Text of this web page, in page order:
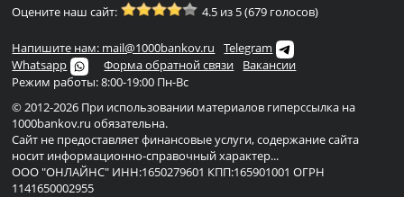
Оцените наш сайт: 4.5 из 5 (679 голосов)
Напишите нам: mail@1000bankov.ru
Telegram
Whatsapp
Форма обратной связи
Вакансии
Режим работы: 8:00-19:00 Пн-Вс
© 2012-2026 При использовании материалов гиперссылка на
1000bankov.ru обязательна.
Сайт не предоставляет финансовые услуги, содержание сайта
носит информационно-справочный характер...
ООО "ОНЛАЙНС" ИНН:1650279601 КПП:165901001 ОГРН
1141650002955